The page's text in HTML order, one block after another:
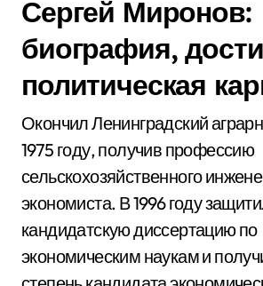
Сергей Миронов:
биография,
политическая
Окончил Ленинградский
1975 году, получив профессию
сельскохозяйственного
экономиста. В 1996 году
кандидатскую диссертацию по
экономическим наукам и